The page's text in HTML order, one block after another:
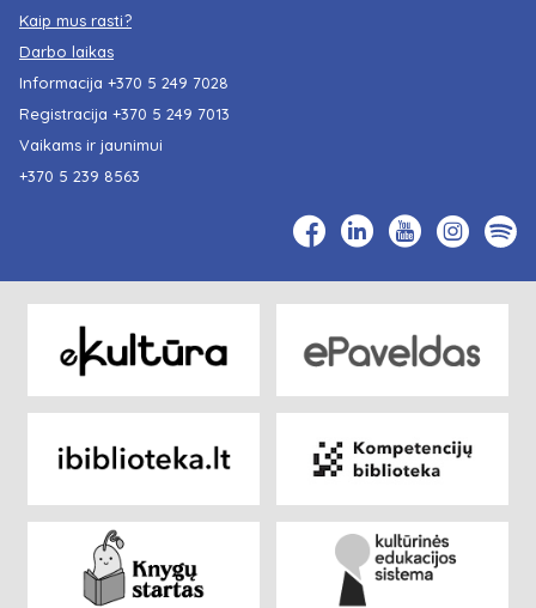
Kaip mus rasti?
Darbo laikas
Informacija +370 5 249 7028
Registracija +370 5 249 7013
Vaikams ir jaunimui
+370 5 239 8563